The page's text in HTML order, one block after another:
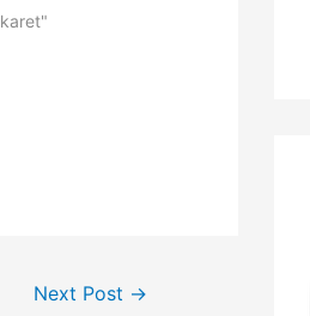
Next Post →